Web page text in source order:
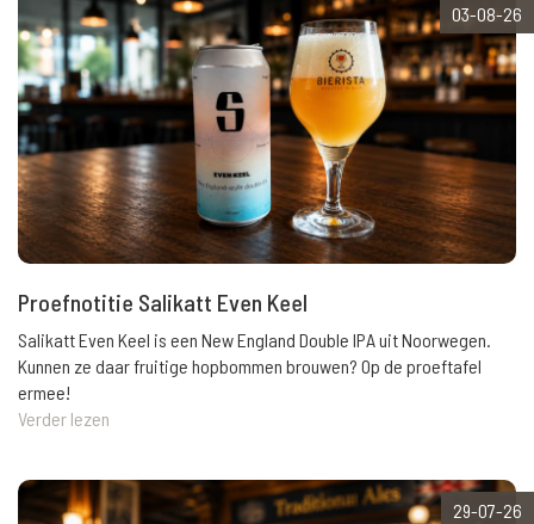
03-08-26
Proefnotitie Salikatt Even Keel
Salikatt Even Keel is een New England Double IPA uit Noorwegen.
Kunnen ze daar fruitige hopbommen brouwen? Op de proeftafel
ermee!
Verder lezen
29-07-26